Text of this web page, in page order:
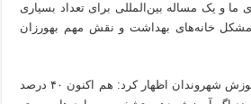
و یک مساله بین‌المللی برای تعداد بسیاری
خانه‌های بهداشت و نقش مهم بهورزان
وی این چنین با اصرار بر آموزش شهروندان اظهار کرد: هم اکنون ۴۰ درصد